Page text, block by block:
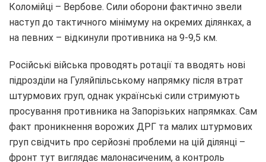
Коломійці – Вербове. Сили оборони фактично звели
наступ до тактичного мінімуму на окремих ділянках, а
на певних – відкинули противника на 9-9,5 км.
Російські війська проводять ротації та вводять нові
підрозділи на Гуляйпільському напрямку після втрат
штурмових груп, однак українські сили стримують
просування противника на Запорізьких напрямках. Сам
факт проникнення ворожих ДРГ та малих штурмових
груп свідчить про серйозні проблеми на цій ділянці –
фронт тут виглядає малонасиченим, а контроль